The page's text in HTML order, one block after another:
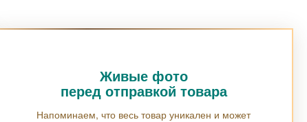
Живые фото
перед отправкой товара
Напоминаем, что весь товар уникален и может